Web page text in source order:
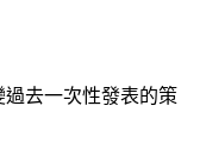
去一次性發表的策